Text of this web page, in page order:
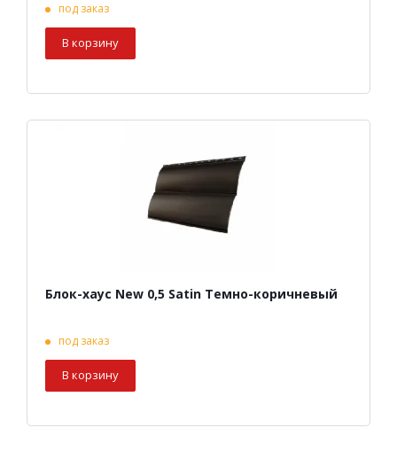
под заказ
В корзину
Блок-хаус New 0,5 Satin Темно-коричневый
под заказ
В корзину